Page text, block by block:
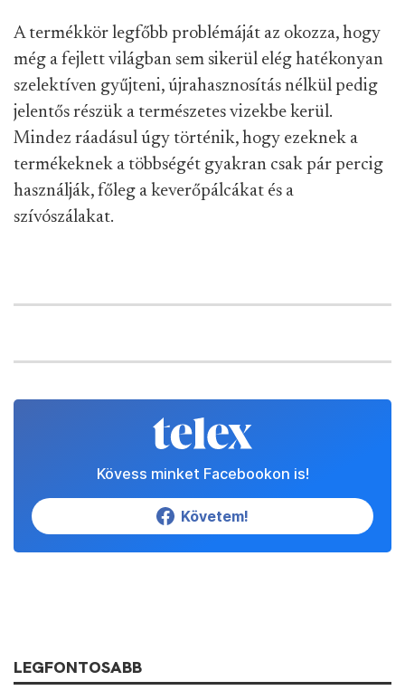
A termékkör legfőbb problémáját az okozza, hogy
még a fejlett világban sem sikerül elég hatékonyan
szelektíven gyűjteni, újrahasznosítás nélkül pedig
jelentős részük a természetes vizekbe kerül.
Mindez ráadásul úgy történik, hogy ezeknek a
termékeknek a többségét gyakran csak pár percig
használják, főleg a keverőpálcákat és a
szívószálakat.
Kövess minket Facebookon is!
Követem!
LEGFONTOSABB